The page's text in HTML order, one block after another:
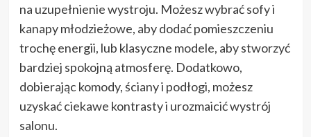
na uzupełnienie wystroju. Możesz wybrać sofy i
kanapy młodzieżowe, aby dodać pomieszczeniu
trochę energii, lub klasyczne modele, aby stworzyć
bardziej spokojną atmosferę. Dodatkowo,
dobierając komody, ściany i podłogi, możesz
uzyskać ciekawe kontrasty i urozmaicić wystrój
salonu.